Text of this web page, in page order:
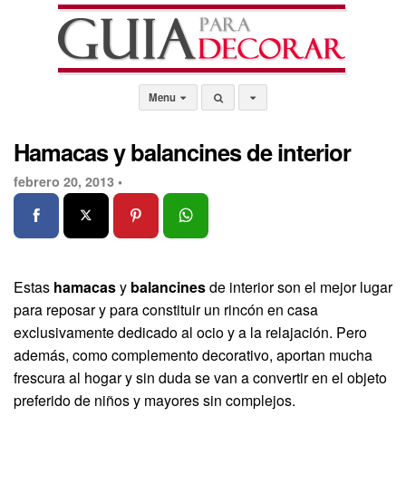
Menu
Hamacas y balancines de interior
febrero 20, 2013 •
Estas hamacasy balancinesde interior son el mejor lugar
para reposar y para constituir un rincón en casa
exclusivamente dedicado al ocio y a la relajación. Pero
además, como complemento decorativo, aportan mucha
frescura al hogar y sin duda se van a convertir en el objeto
preferido de niños y mayores sin complejos.